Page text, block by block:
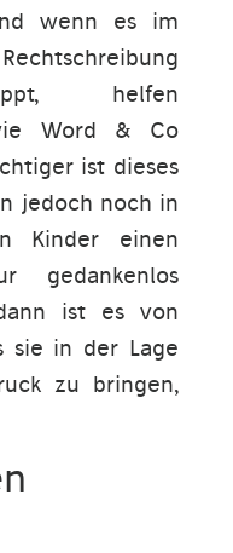
wenn es im
helfen
Word & Co
ist dieses
jedoch noch in
Kinder einen
gedankenlos
ist es von
sie in der Lage
zu bringen,